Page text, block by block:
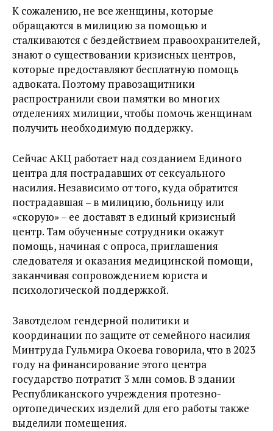
К сожалению, не все женщины, которые
обращаются в милицию за помощью и
сталкиваются с бездействием правоохранителей,
знают о существовании кризисных центров,
которые предоставляют бесплатную помощь
адвоката. Поэтому правозащитники
распространили свои памятки во многих
отделениях милиции, чтобы помочь женщинам
получить необходимую поддержку.
Сейчас АКЦ работает над созданием Единого
центра для пострадавших от сексуального
насилия. Независимо от того, куда обратится
пострадавшая – в милицию, больницу или
«скорую» – ее доставят в единый кризисный
центр. Там обученные сотрудники окажут
помощь, начиная с опроса, приглашения
следователя и оказания медицинской помощи,
заканчивая сопровождением юриста и
психологической поддержкой.
Завотделом гендерной политики и
координации по защите от семейного насилия
Минтруда Гульмира Окоева говорила, что в 2023
году на финансирование этого центра
государство потратит 3 млн сомов.В здании
Республиканского учреждения протезно-
ортопедических изделий для его работы также
выделили помещения.